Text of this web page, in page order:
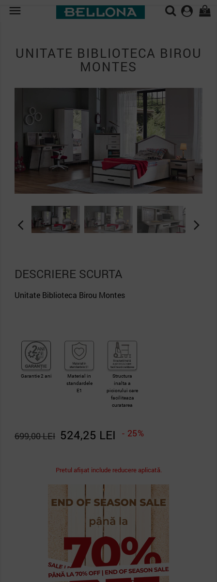
 0
UNITATE BIBLIOTECA BIROU
MONTES
DESCRIERE SCURTA
Unitate Biblioteca Birou Montes
Garantie 2 ani
Material in
standardele
E1
Structura
inalta a
piciorului care
faciliteaza
curatarea
524,25 LEI - 25%
699,00 LEI
Pretul afișat include reducere aplicată.